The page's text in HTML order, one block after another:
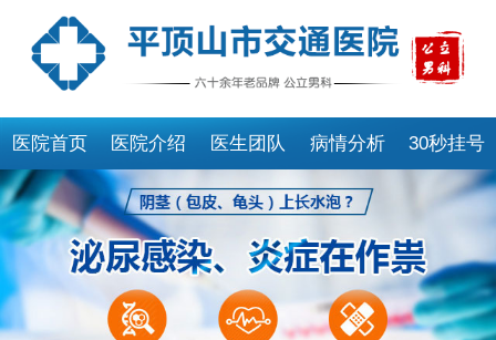
医院首页 医院介绍 医生团队 病情分析 30秒挂号